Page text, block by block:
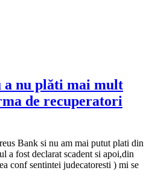
a nu plăti mai mult
de recuperatori
Bank si nu am mai putut plati din
a fost declarat scadent si apoi,din
conf sentintei judecatoresti ) mi se